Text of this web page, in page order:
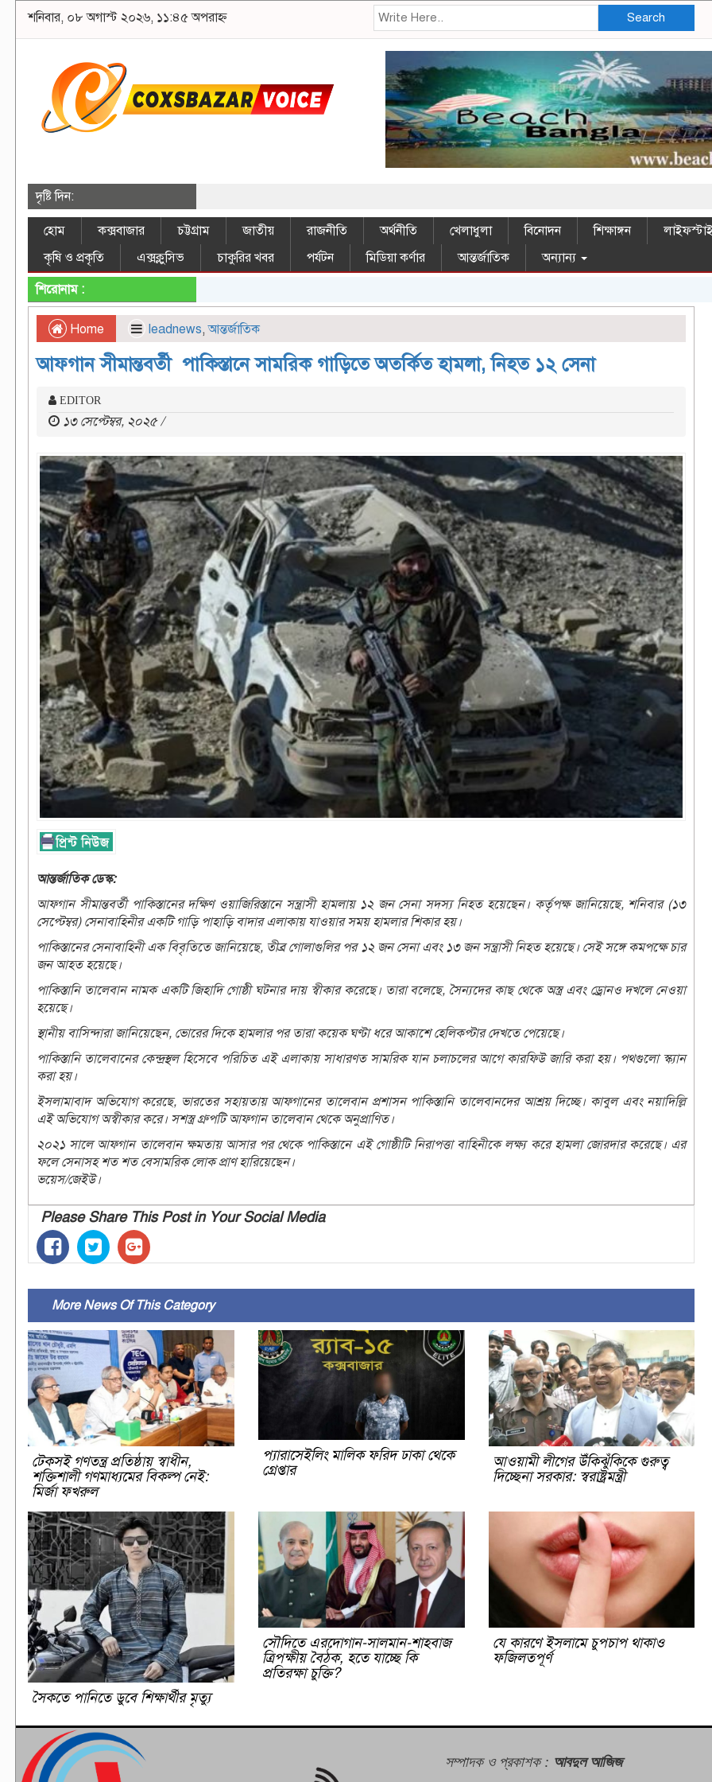
শনিবার, ০৮ অগাস্ট ২০২৬, ১১:৪৫ অপরাহ্ন Search
দৃষ্টি দিন:
হোম কক্সবাজার চট্টগ্রাম জাতীয় রাজনীতি অর্থনীতি খেলাধুলা বিনোদন শিক্ষাঙ্গন
কৃষি ও প্রকৃতি
এক্সক্লুসিভ চাকুরির খবর পর্যটন মিডিয়া কর্ণার আন্তর্জাতিক
অন্যান্য
শিরোনাম :
Home leadnews,আন্তর্জাতিক
আফগান সীমান্তবর্তী পাকিস্তানে সামরিক গাড়িতে অতর্কিত হামলা, নিহত ১২ সেনা
EDITOR
১৩ সেপ্টেম্বর, ২০২৫ /
আন্তর্জাতিক ডেস্ক:
আফগান সীমান্তবর্তী পাকিস্তানের দক্ষিণ ওয়াজিরিস্তানে সন্ত্রাসী হামলায় ১২ জন সেনা সদস্য নিহত হয়েছেন। কর্তৃপক্ষ জানিয়েছে, শনিবার (১৩
সেপ্টেম্বর) সেনাবাহিনীর একটি গাড়ি পাহাড়ি বাদার এলাকায় যাওয়ার সময় হামলার শিকার হয়।
পাকিস্তানের সেনাবাহিনী এক বিবৃতিতে জানিয়েছে, তীব্র গোলাগুলির পর ১২ জন সেনা এবং ১৩ জন সন্ত্রাসী নিহত হয়েছে। সেই সঙ্গে কমপক্ষে চার
জন আহত হয়েছে।
পাকিস্তানি তালেবান নামক একটি জিহাদি গোষ্ঠী ঘটনার দায় স্বীকার করেছে। তারা বলেছে, সৈন্যদের কাছ থেকে অস্ত্র এবং ড্রোনও দখলে নেওয়া
হয়েছে।
স্থানীয় বাসিন্দারা জানিয়েছেন, ভোরের দিকে হামলার পর তারা কয়েক ঘণ্টা ধরে আকাশে হেলিকপ্টার দেখতে পেয়েছে।
পাকিস্তানি তালেবানের কেন্দ্রস্থল হিসেবে পরিচিত এই এলাকায় সাধারণত সামরিক যান চলাচলের আগে কারফিউ জারি করা হয়। পথগুলো স্ক্যান
করা হয়।
ইসলামাবাদ অভিযোগ করেছে, ভারতের সহায়তায় আফগানের তালেবান প্রশাসন পাকিস্তানি তালেবানদের আশ্রয় দিচ্ছে। কাবুল এবং নয়াদিল্লি
এই অভিযোগ অস্বীকার করে। সশস্ত্র গ্রুপটি আফগান তালেবান থেকে অনুপ্রাণিত।
২০২১ সালে আফগান তালেবান ক্ষমতায় আসার পর থেকে পাকিস্তানে এই গোষ্ঠীটি নিরাপত্তা বাহিনীকে লক্ষ্য করে হামলা জোরদার করেছে। এর
ফলে সেনাসহ শত শত বেসামরিক লোক প্রাণ হারিয়েছেন।
ভয়েস/জেইউ।
Please Share This Post in Your Social Media
More News Of This Category
টেকসই গণতন্ত্র প্রতিষ্ঠায় স্বাধীন,
শক্তিশালী গণমাধ্যমের বিকল্প নেই:
মির্জা ফখরুল
প্যারাসেইলিং মালিক ফরিদ ঢাকা থেকে
গ্রেপ্তার
আওয়ামী লীগের উঁকিঝুঁকিকে গুরুত্ব
দিচ্ছেনা সরকার: স্বরাষ্ট্রমন্ত্রী
সৈকতে পানিতে ডুবে শিক্ষার্থীর মৃত্যু
সৌদিতে এরদোগান-সালমান-শাহবাজ
ত্রিপক্ষীয় বৈঠক, হতে যাচ্ছে কি
প্রতিরক্ষা চুক্তি?
যে কারণে ইসলামে চুপচাপ থাকাও
ফজিলতপূর্ণ
সম্পাদক ও প্রকাশক: আবদুল আজিজ